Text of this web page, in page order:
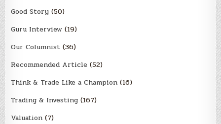
Good Story (50)
Guru Interview (19)
Our Columnist (36)
Recommended Article (52)
Think & Trade Like a Champion (16)
Trading & Investing (167)
Valuation (7)